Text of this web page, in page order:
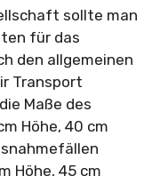
sollte man
für das
den allgemeinen
Transport
Maße des
Höhe, 40 cm
Höhe, 45 cm